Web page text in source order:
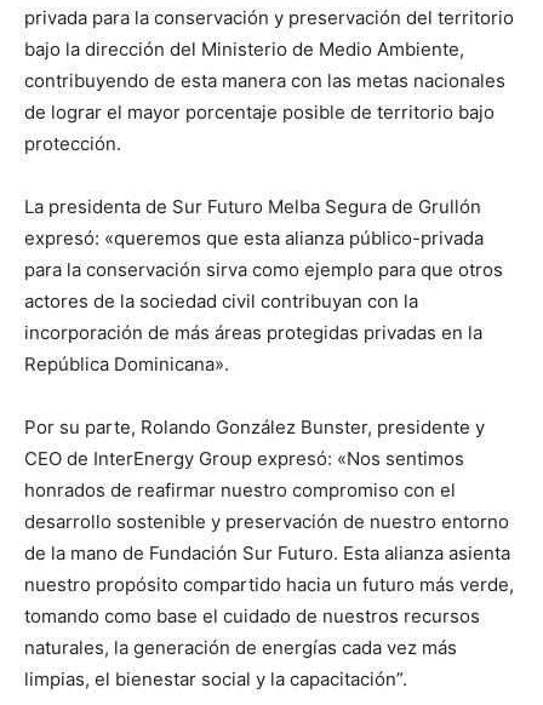
privada para la conservación y preservación del territorio
bajo la dirección del Ministerio de Medio Ambiente,
contribuyendo de esta manera con las metas nacionales
de lograr el mayor porcentaje posible de territorio bajo
protección.
La presidenta de Sur Futuro Melba Segura de Grullón
expresó: «queremos que esta alianza público-privada
para la conservación sirva como ejemplo para que otros
actores de la sociedad civil contribuyan con la
incorporación de más áreas protegidas privadas en la
República Dominicana».
Por su parte, Rolando González Bunster, presidente y
CEO de InterEnergy Group expresó: «Nos sentimos
honrados de reafirmar nuestro compromiso con el
desarrollo sostenible y preservación de nuestro entorno
de la mano de Fundación Sur Futuro. Esta alianza asienta
nuestro propósito compartido hacia un futuro más verde,
tomando como base el cuidado de nuestros recursos
naturales, la generación de energías cada vez más
limpias, el bienestar social y la capacitación”.